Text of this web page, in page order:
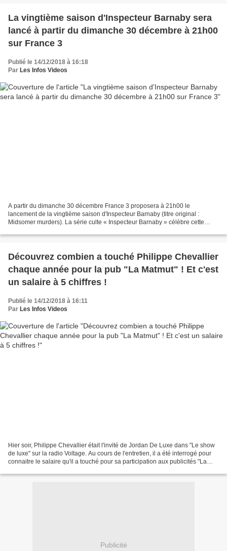
La vingtième saison d'Inspecteur Barnaby sera
lancé à partir du dimanche 30 décembre à 21h00
sur France 3
Publié le 14/12/2018 à 16:18
Par Les Infos Videos
A partir du dimanche 30 décembre France 3 proposera à 21h00 le
lancement de la vingtième saison d'Inspecteur Barnaby (titre original :
Midsomer murders). La série culte « Inspecteur Barnaby » célèbre cette
Découvrez combien a touché Philippe Chevallier
chaque année pour la pub "La Matmut" ! Et c'est
un salaire à 5 chiffres !
Publié le 14/12/2018 à 16:11
Par Les Infos Videos
Hier soir, Philippe Chevallier était l'invité de Jordan De Luxe dans "Le show
de luxe" sur la radio Voltage. Au cours de l'entretien, il a été interrogé pour
connaitre le salaire qu'il a touché pour sa participation aux publicités "La
Publicité